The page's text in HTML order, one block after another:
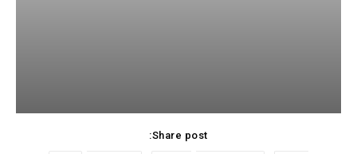
Share post: